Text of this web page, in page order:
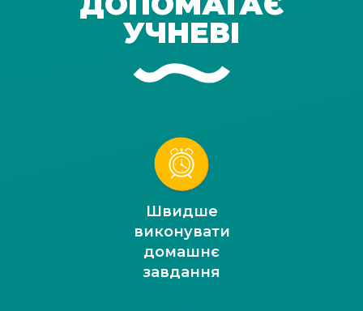
УЧНЕВІ
Швидше
виконувати
домашнє
завдання